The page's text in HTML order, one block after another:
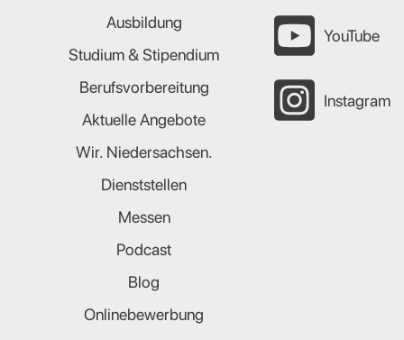
Ausbildung
Studium & Stipendium
Berufsvorbereitung
Aktuelle Angebote
Wir. Niedersachsen.
Dienststellen
Messen
Podcast
Blog
Onlinebewerbung
YouTube
Instagram